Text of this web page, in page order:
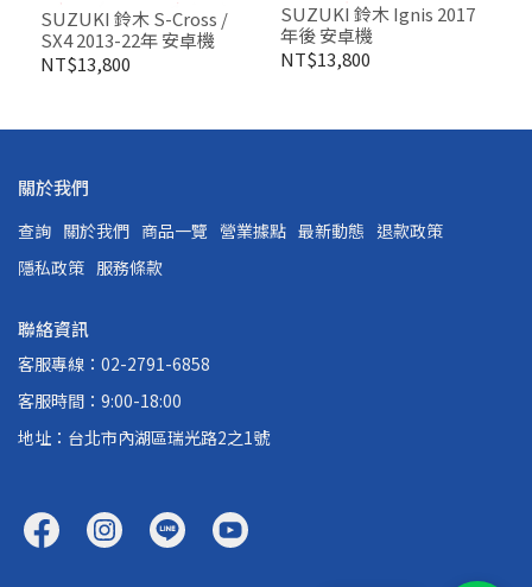
SUZUKI 鈴木 S-Cross /
SX4 2013-22年 安卓機
NT$13,800
SUZUKI 鈴木 Ignis 2017
年後 安卓機
NT$13,800
關於我們
查詢 關於我們 商品一覽 營業據點 最新動態 退款政策
隱私政策 服務條款
聯絡資訊
客服專線：02-2791-6858
客服時間：9:00-18:00
地址：台北市內湖區瑞光路2之1號